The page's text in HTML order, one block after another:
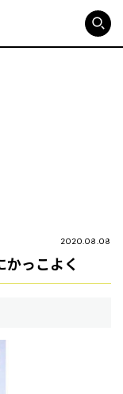
2020.08.08
っこよく